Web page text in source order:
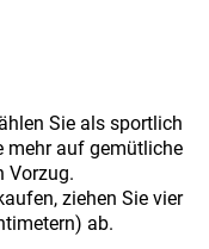
Sie als sportlich
mehr auf gemütliche
Vorzug.
ziehen Sie vier
ab.